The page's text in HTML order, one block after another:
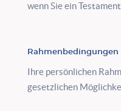
wenn Sie ein
Rahmenbedingungen
Ihre persönlichen
gesetzlichen